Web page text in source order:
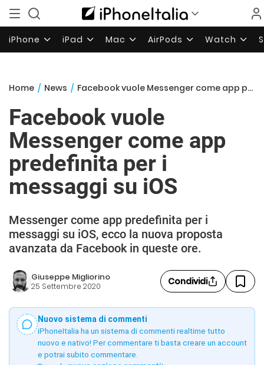
iPhone iPad Mac AirPods Watch
Home / News / Facebook vuole Messenger come app predefinita per i messaggi su iOS
Facebook vuole
Messenger come app
predefinita per i
messaggi su iOS
Messenger come app predefinita per i
messaggi su iOS, ecco la nuova proposta
avanzata da Facebook in queste ore.
Giuseppe Migliorino
25 Settembre 2020 Condividi
Nuovo sistema di commenti
iPhoneItalia ha un sistema di commenti realtime tutto
nuovo e nativo! Per commentare ti basta creare un account
e potrai subito commentare.